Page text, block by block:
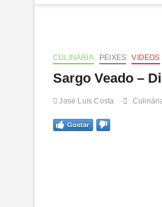
CULINÁRIA PEIXES VIDEOS
Sargo Veado –
José Luis Costa
Gostar